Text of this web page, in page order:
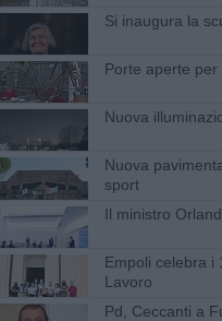
Si inaugura la
Porte aperte
Nuova
Nuova
sport
Il ministro
Empoli celebra i
Lavoro
Pd, Ceccanti a